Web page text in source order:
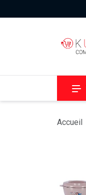
Accueil